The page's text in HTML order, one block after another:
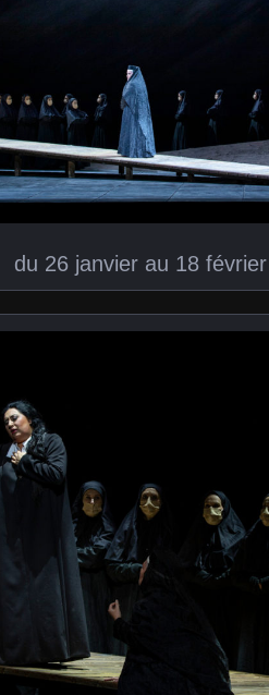
du 26 janvier au 18